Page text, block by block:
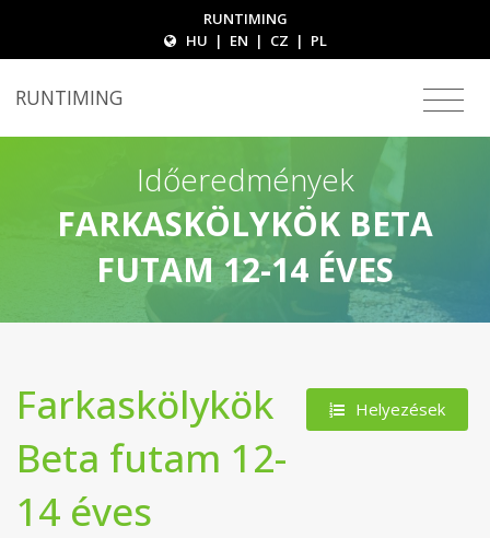
RUNTIMING
HU | EN | CZ | PL
RUNTIMING
Időeredmények
FARKASKÖLYKÖK BETA
FUTAM 12-14 ÉVES
Helyezések
Farkaskölykök
Beta futam 12-
14 éves